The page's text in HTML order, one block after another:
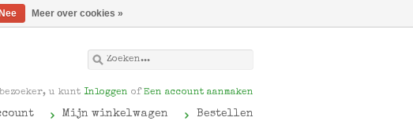
bezoeker, u kunt Inloggen of Een account aanmaken
Mijn winkelwagen Bestellen
Nee Meer over cookies »